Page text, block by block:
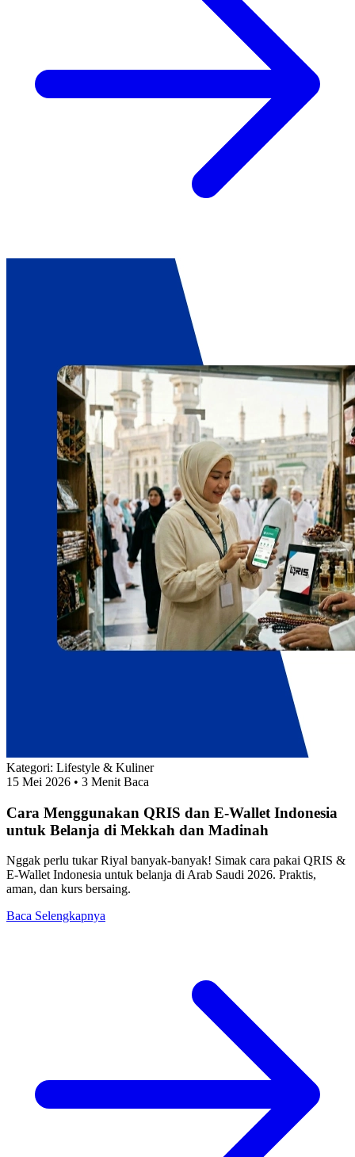
Kategori: Lifestyle & Kuliner
15 Mei 2026 • 3 Menit Baca
Cara Menggunakan QRIS dan E-Wallet Indonesia
untuk Belanja di Mekkah dan Madinah
Nggak perlu tukar Riyal banyak-banyak! Simak cara pakai QRIS &
E-Wallet Indonesia untuk belanja di Arab Saudi 2026. Praktis,
aman, dan kurs bersaing.
Baca Selengkapnya